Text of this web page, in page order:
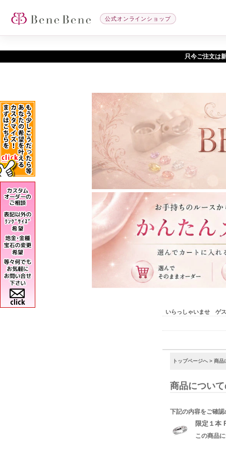
只今ご注文は
公式オンラインショップ
いらっしゃいませ ゲ
トップページへ > 商品
商品につい
下記の内容をご確
限定１本
この商品